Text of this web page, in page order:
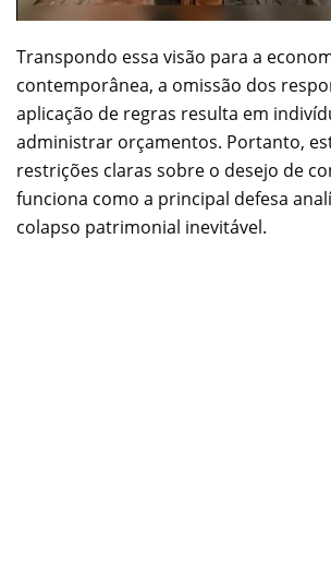
Transpondo essa visão para a
contemporânea, a omissão dos
aplicação de regras resulta em
administrar orçamentos. Portanto,
restrições claras sobre o desejo de
funciona como a principal defesa
colapso patrimonial inevitável.